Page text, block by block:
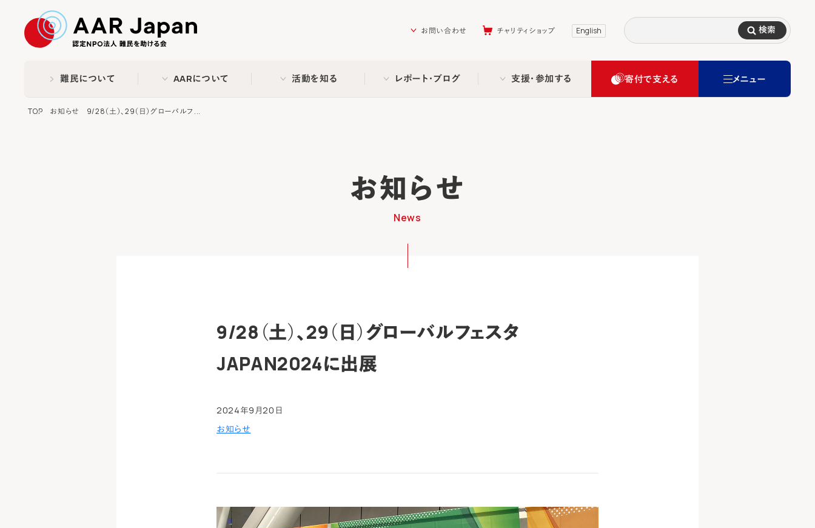
お問い合わせ
チャリティショップ English 検索
難民について AARについて 活動を知る レポート・ブログ 支援・参加する 寄付で支える メニュー
TOP お知らせ 9/28（土）、29（日）グローバルフ...
お知らせ
News
9/28（土）、29（日）グローバルフェスタ
JAPAN2024に出展
2024年9月20日
お知らせ